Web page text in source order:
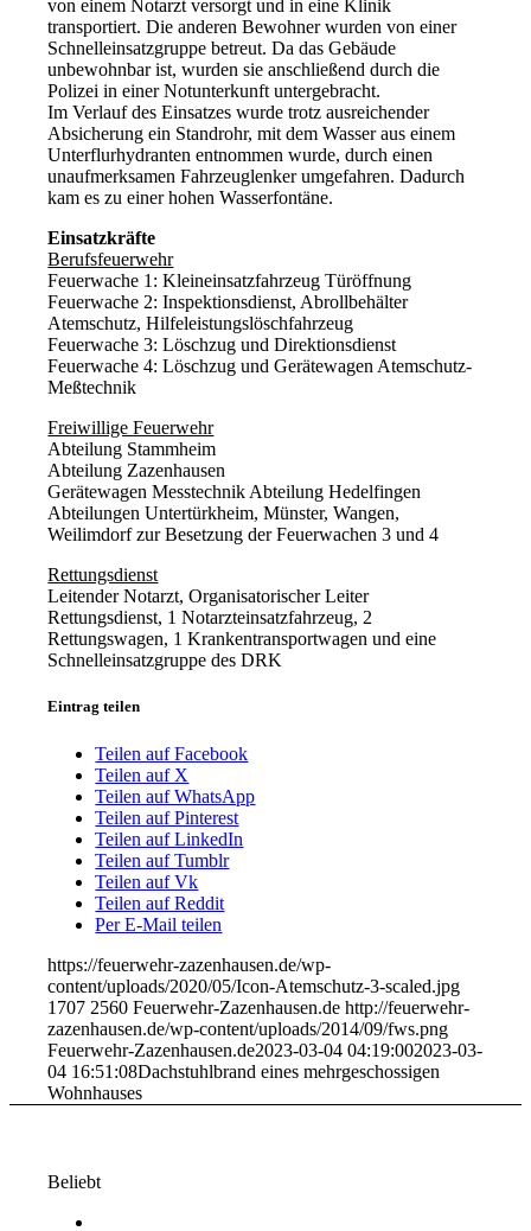
von einem Notarzt versorgt und in eine Klinik
transportiert. Die anderen Bewohner wurden von einer
Schnelleinsatzgruppe betreut. Da das Gebäude
unbewohnbar ist, wurden sie anschließend durch die
Polizei in einer Notunterkunft untergebracht.
Im Verlauf des Einsatzes wurde trotz ausreichender
Absicherung ein Standrohr, mit dem Wasser aus einem
Unterflurhydranten entnommen wurde, durch einen
unaufmerksamen Fahrzeuglenker umgefahren. Dadurch
kam es zu einer hohen Wasserfontäne.
Einsatzkräfte
Berufsfeuerwehr
Feuerwache 1: Kleineinsatzfahrzeug Türöffnung
Feuerwache 2: Inspektionsdienst, Abrollbehälter
Atemschutz, Hilfeleistungslöschfahrzeug
Feuerwache 3: Löschzug und Direktionsdienst
Feuerwache 4: Löschzug und Gerätewagen Atemschutz-
Meßtechnik
Freiwillige Feuerwehr
Abteilung Stammheim
Abteilung Zazenhausen
Gerätewagen Messtechnik Abteilung Hedelfingen
Abteilungen Untertürkheim, Münster, Wangen,
Weilimdorf zur Besetzung der Feuerwachen 3 und 4
Rettungsdienst
Leitender Notarzt, Organisatorischer Leiter
Rettungsdienst, 1 Notarzteinsatzfahrzeug, 2
Rettungswagen, 1 Krankentransportwagen und eine
Schnelleinsatzgruppe des DRK
Eintrag teilen
Teilen auf Facebook
Teilen auf X
Teilen auf WhatsApp
Teilen auf Pinterest
Teilen auf LinkedIn
Teilen auf Tumblr
Teilen auf Vk
Teilen auf Reddit
Per E-Mail teilen
https://feuerwehr-zazenhausen.de/wp-
content/uploads/2020/05/Icon-Atemschutz-3-scaled.jpg
1707 2560 Feuerwehr-Zazenhausen.de http://feuerwehr-
zazenhausen.de/wp-content/uploads/2014/09/fws.png
Feuerwehr-Zazenhausen.de2023-03-04 04:19:002023-03-
04 16:51:08Dachstuhlbrand eines mehrgeschossigen
Wohnhauses
Beliebt